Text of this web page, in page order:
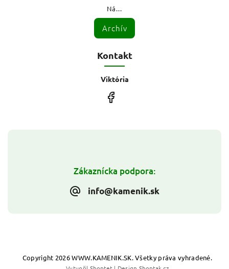
Zákaznícka podpora:
info@kamenik.sk
Ná...
Archív
Kontakt
Viktória
Copyright 2026WWW.KAMENIK.SK. Všetky práva vyhradené.